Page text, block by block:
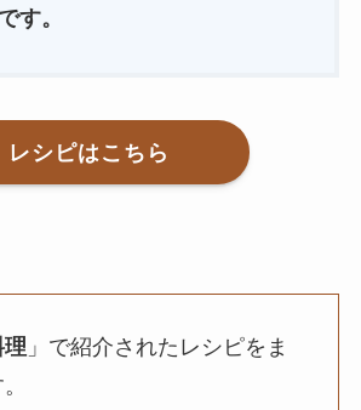
す。
レシピはこちら
理 」で紹介されたレシピをま